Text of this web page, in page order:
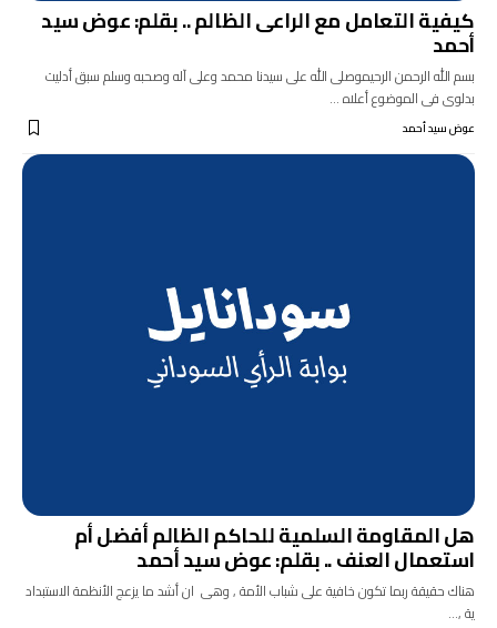
كيفية التعامل مع الراعى الظالم .. بقلم: عوض سيد
أحمد
بسم الله الرحمن الرحيموصلى الله على سيدنا محمد وعلى آله وصحبه وسلم سبق أدليت
بدلوى فى الموضوع أعلاه …
عوض سيد أحمد
هل المقاومة السلمية للحاكم الظالم أفضل أم
استعمال العنف .. بقلم: عوض سيد أحمد
هناك حقيقة ربما تكون خافية على شباب الأمة , وهى ان أشد ما يزعج الأنظمة الاستبداد
ية ,…